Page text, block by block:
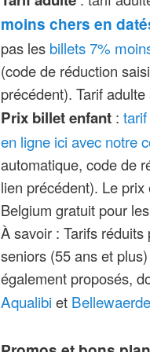
Nouveauté(s)
montagne
Benelux (50m)
zone
parc
Nouveauté(s)
avant l’arrivée
montagne
du Benelux
Zones : Loup-
Tutankhamon,
Limites d’âge
attractions,
cm, d’autres
Walibi Belgique ci-
(peut varier sans
Walibi Belgium) :
moins chers en
pas les billets 7%
(code de réduction
précédent). Tarif
Prix billet enfant :
en ligne ici avec notre
automatique, code de
lien précédent). Le
Belgium gratuit pour
À savoir : Tarifs
seniors (55 ans et
également proposés,
Aqualibi et Bellewaerde